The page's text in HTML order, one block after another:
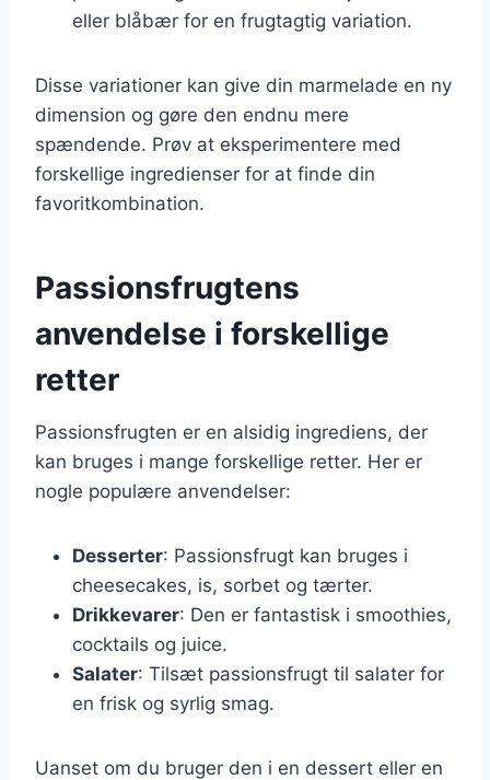
eller blåbær for en frugtagtig variation.
Disse variationer kan give din marmelade en ny
dimension og gøre den endnu mere
spændende. Prøv at eksperimentere med
forskellige ingredienser for at finde din
favoritkombination.
Passionsfrugtens
anvendelse i forskellige
retter
Passionsfrugten er en alsidig ingrediens, der
kan bruges i mange forskellige retter. Her er
nogle populære anvendelser:
Desserter: Passionsfrugt kan bruges i
cheesecakes, is, sorbet og tærter.
Drikkevarer: Den er fantastisk i smoothies,
cocktails og juice.
Salater: Tilsæt passionsfrugt til salater for
en frisk og syrlig smag.
Uanset om du bruger den i en dessert eller en